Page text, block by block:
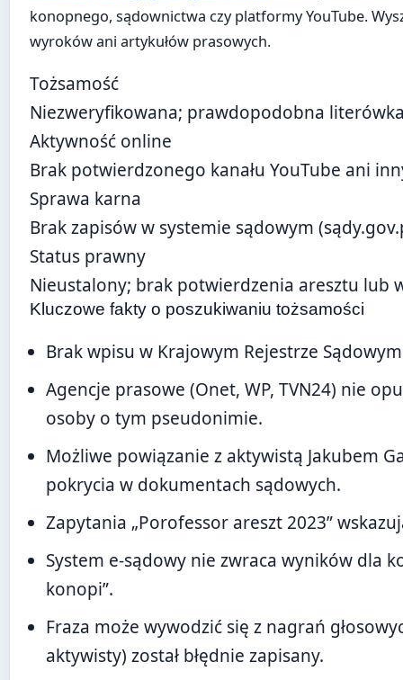
konopnego, sądownictwa czy platformy YouTube.
wyroków ani artykułów prasowych.
Tożsamość
Niezweryfikowana; prawdopodobna
Aktywność online
Brak potwierdzonego kanału YouTube ani
Sprawa karna
Brak zapisów w systemie sądowym
Status prawny
Nieustalony; brak potwierdzenia aresztu lub
Kluczowe fakty o poszukiwaniu tożsamości
Brak wpisu w Krajowym Rejestrze
Agencje prasowe (Onet, WP, TVN24) nie
osoby o tym pseudonimie.
Możliwe powiązanie z aktywistą Jakubem
pokrycia w dokumentach sądowych.
Zapytania „Porofessor areszt 2023”
System e-sądowy nie zwraca wyników dla
konopi”.
Fraza może wywodzić się z nagrań
aktywisty) został błędnie zapisany.